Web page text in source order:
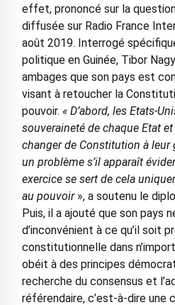
effet, prononcé sur la
diffusée sur Radio France
août 2019. Interrogé
politique en Guinée, Tibor
ambages que son pays est
visant à retoucher la
pouvoir. « D’abord, les Etats-
souveraineté de chaque Etat
changer de Constitution à
un problème s’il apparaît
exercice se sert de cela
au pouvoir », a soutenu le
Puis, il a ajouté que son pays
d’inconvénient à ce qu’il soit
constitutionnelle dans
obéit à des principes
recherche du consensus et
référendaire, c’est-à-dire une